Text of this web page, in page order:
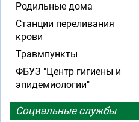
Родильные дома
Станции переливания
крови
Травмпункты
ФБУЗ "Центр гигиены и
эпидемиологии"
Социальные службы